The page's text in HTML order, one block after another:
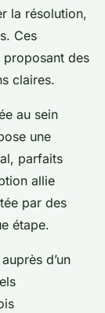
la résolution,
Ces
proposant des
claires.
au sein
une
parfaits
allie
par des
étape.
d’un